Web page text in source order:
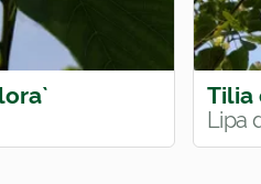
Tilia
Lipa